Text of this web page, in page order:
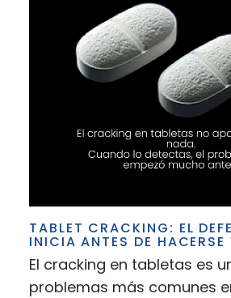
TABLET CRACKING: EL
INICIA ANTES DE HACERSE
El cracking en tabletas es
problemas más comunes